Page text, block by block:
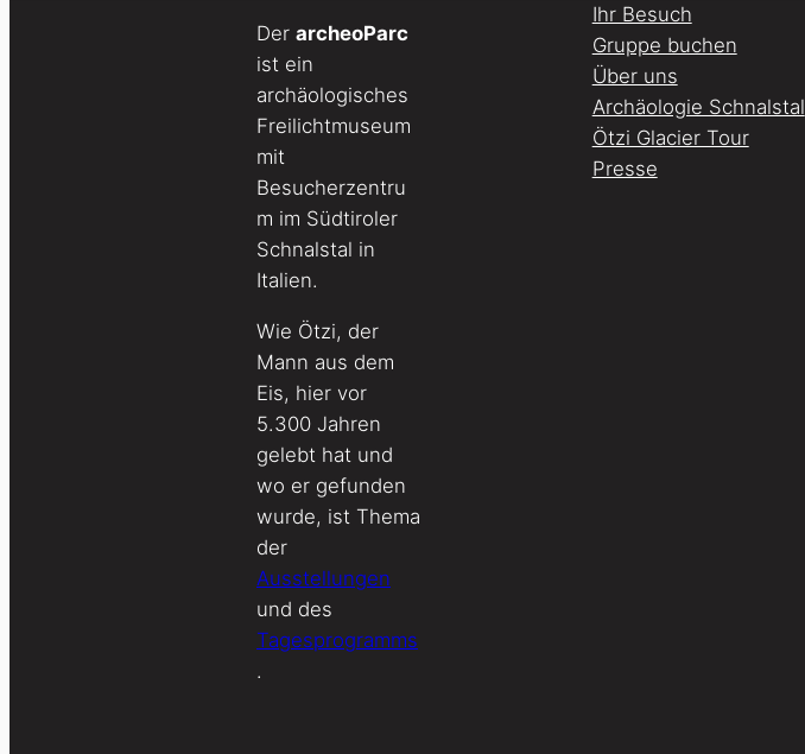
Der archeoParc
ist ein
archäologisches
Freilichtmuseum
mit
Besucherzentru
m im Südtiroler
Schnalstal in
Italien.
Wie Ötzi, der
Mann aus dem
Eis, hier vor
5.300 Jahren
gelebt hat und
wo er gefunden
wurde, ist Thema
der
Ausstellungen
und des
Tagesprogramms
.
Ihr Besuch
Gruppe buchen
Über uns
Archäologie Schnalstal
Ötzi Glacier Tour
Presse